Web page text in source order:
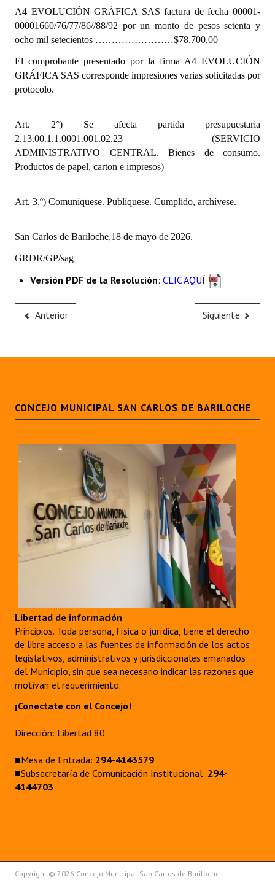
Resoluciones de Presidencia
INSTITUCIONAL
Noticias Destacadas
Registros y Distinciones
Datos Históricos
Premio al Mérito - Registro
Periodistas Decanos - Registro
Banca del Vecino - Registro
Entrega de distinciones
REFORMA DE LA CARTA ORGÁNICA
A4 EVOLUCIÓN GRÁFICA SAS factura de fecha 00001-
00001660/76/77/86//88/92 por un monto de pesos setenta y
ocho mil setecientos ……………………$78.700,00
El comprobante presentado por la firma A4 EVOLUCIÓN
GRÁFICA SAS corresponde impresiones varias solicitadas por
protocolo.
Art. 2°) Se afecta partida presupuestaria
2.13.00.1.1.0001.001.02.23 (SERVICIO
ADMINISTRATIVO CENTRAL. Bienes de consumo.
Productos de papel, carton e impresos)
Art. 3.º) Comuníquese. Publíquese. Cumplido, archívese.
San Carlos de Bariloche,18 de mayo de 2026.
GRDR/GP/sag
Versión PDF de la Resolución: CLIC AQUÍ
Anterior Siguiente
CONCEJO MUNICIPAL SAN CARLOS DE BARILOCHE
Libertad de información
Principios. Toda persona, física o jurídica, tiene el derecho
de libre acceso a las fuentes de información de los actos
legislativos, administrativos y jurisdiccionales emanados
del Municipio, sin que sea necesario indicar las razones que
motivan el requerimiento.
¡Conectate con el Concejo!
Dirección: Libertad 80
■Mesa de Entrada: 294-4143579
■Subsecretaría de Comunicación Institucional: 294-
4144703
Copyright © 2026 Concejo Municipal San Carlos de Bariloche.